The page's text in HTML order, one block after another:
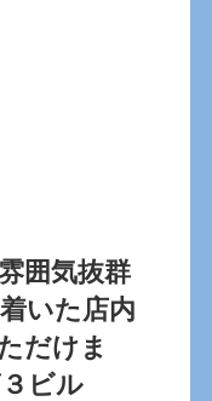
囲気抜群
いた店内
だけま
ビル